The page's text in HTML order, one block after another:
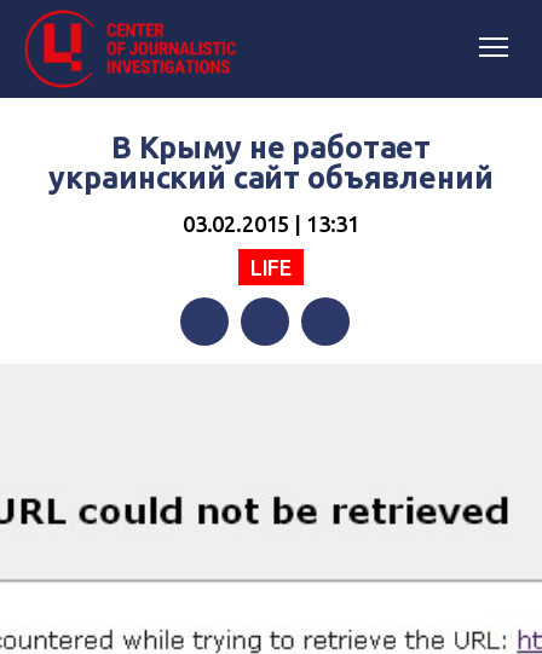
В Крыму не работает
украинский сайт объявлений
03.02.2015 | 13:31
LIFE